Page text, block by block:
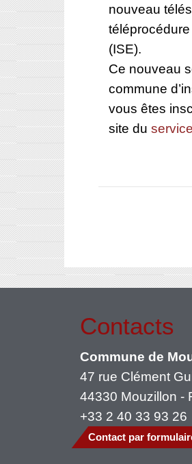
nouveau
(ISE).
Ce nouveau
commune
vous êtes
site du
Contacts
Commune de
47 rue Clément
44330 Mouzillon -
+33 2 40 33 93 26
Contact par